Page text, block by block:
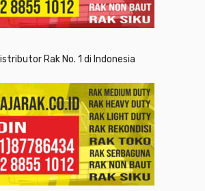
Rak No. 1 di Indonesia